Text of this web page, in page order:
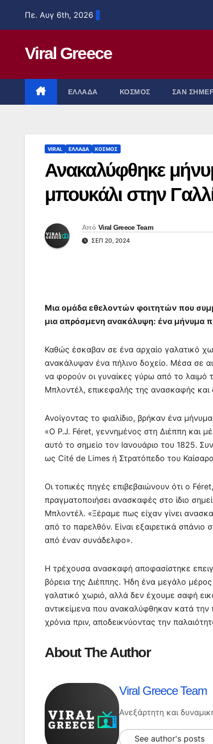
Πε. Αυγ 6th, 2026
Viral Greece
ΕΛΛΑΔΑ ΚΟΣΜΟΣ ΣΑΝ
VIRAL ΕΛΛΑΔΑ ΚΟΣΜΟΣ
Ανακαλύφθηκε
μπουκάλι στην
Από Viral Greece Team
ΣΕΠ 20, 2024
Μια ομάδα εθελοντών φοιτητών που
μια απρόσμενη ανακάλυψη: ένα μήνυμα
Καθώς έσκαβαν σε ένα αρχαίο γαλατικό
ανακάλυψαν ένα πήλινο δοχείο. Μέσα σε
να φορούν οι γυναίκες γύρω από το λαιμό
Μπλοντέλ, επικεφαλής της ανασκαφής και
Ανοίγοντας το φιαλίδιο, βρήκαν ένα
«Ο P.J. Féret, γεννημένος στη Διέππη και
αυτό το σημείο τον Ιανουάριο του 1825.
ως Cité de Limes ή Στρατόπεδο του
Οι τοπικές πηγές επιβεβαιώνουν ότι ο
πραγματοποιήσει ανασκαφές στο ίδιο
Μπλοντέλ. «Ξέραμε πως είχαν γίνει
από το παρελθόν. Είναι εξαιρετικά σπάνιο
από έναν συνάδελφο».
Η τρέχουσα ανασκαφή αποφασίστηκε
βόρεια της Διέππης. Ήδη ένα μεγάλο
γαλατικό χωριό, αλλά δεν έχουμε σαφή
αντικείμενα που ανακαλύφθηκαν κατά
χρόνια πριν, αποδεικνύοντας την
About The Author
Viral Greece Team
Ανεξάρτητη και
See author's posts